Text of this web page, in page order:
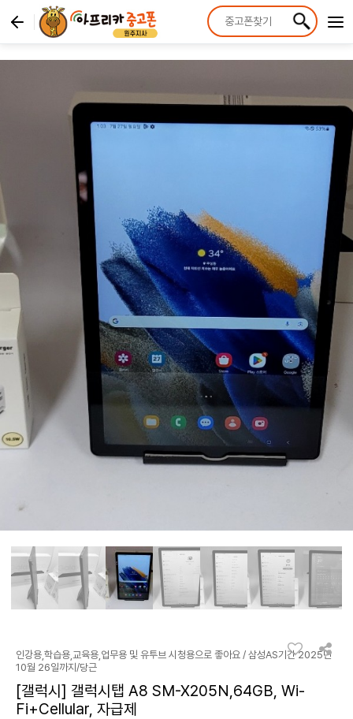
인강용,학습용,교육용,업무용 및 유투브 시청용으로 좋아요 / 삼성AS기간 2025년
10월 26일까지/당근
[갤럭시] 갤럭시탭 A8 SM-X205N,64GB, Wi-
Fi+Cellular, 자급제